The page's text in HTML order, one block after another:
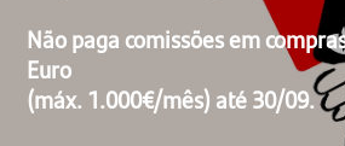
Não paga comissões em
Euro
(máx. 1.000€/mês) até 30/09.